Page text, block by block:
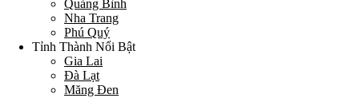
Quảng Bình
Nha Trang
Phú Quý
Tỉnh Thành Nổi Bật
Gia Lai
Đà Lạt
Măng Đen